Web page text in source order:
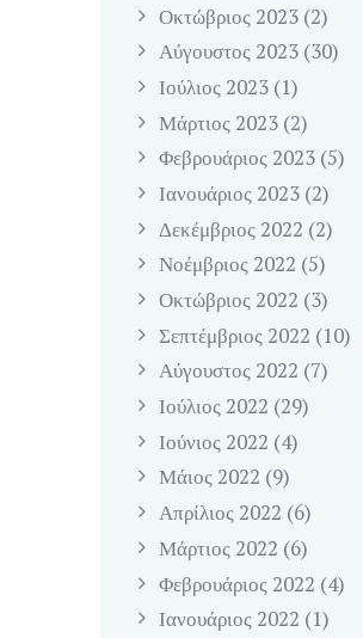
Οκτώβριος 2023 (2)
Αύγουστος 2023 (30)
Ιούλιος 2023 (1)
Μάρτιος 2023 (2)
Φεβρουάριος 2023 (5)
Ιανουάριος 2023 (2)
Δεκέμβριος 2022 (2)
Νοέμβριος 2022 (5)
Οκτώβριος 2022 (3)
Σεπτέμβριος 2022 (10)
Αύγουστος 2022 (7)
Ιούλιος 2022 (29)
Ιούνιος 2022 (4)
Μάιος 2022 (9)
Απρίλιος 2022 (6)
Μάρτιος 2022 (6)
Φεβρουάριος 2022 (4)
Ιανουάριος 2022 (1)